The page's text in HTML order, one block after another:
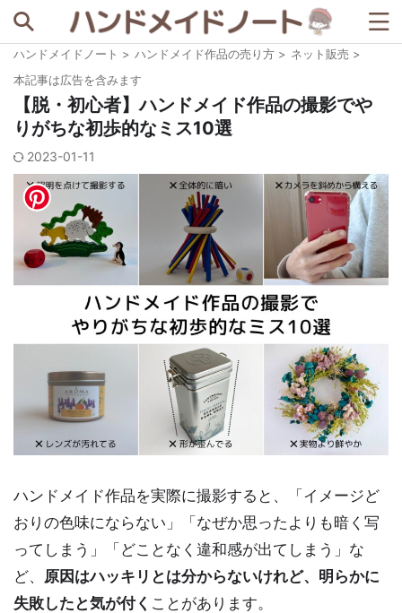
BASE minne STORES セリア ダイソー
メルカリ 写真撮影 梱包資材
著作権
ハンドメイドノート > ハンドメイド作品の売り方 > ネット販売 >
本記事は広告を含みます
【脱・初心者】ハンドメイド作品の撮影でや
りがちな初歩的なミス10選
2023-01-11
ハンドメイド作品を実際に撮影すると、「イメージど
おりの色味にならない」「なぜか思ったよりも暗く写
ってしまう」「どことなく違和感が出てしまう」な
ど、 原因はハッキリとは分からないけれど、明らかに
失敗したと気が付く ことがあります。